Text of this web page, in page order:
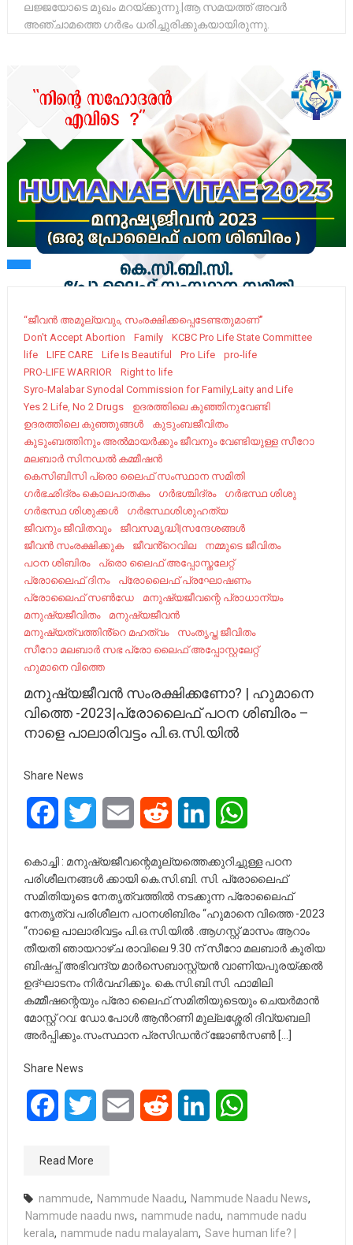
ലജ്ജയോടെ മുഖം മറയ്ക്കുന്നു.|ആ സമയത്ത് അവർ
അഞ്ചാമത്തെ ഗർഭം ധരിച്ചുരിക്കുകയായിരുന്നു.
“ജീവന്‍ അമൂല്യവും, സംരക്ഷിക്കപ്പെടേണ്ടതുമാണ്”
Don't Accept Abortion
Family
KCBC Pro Life State Committee
life
LIFE CARE Life Is Beautiful Pro Life
pro-life
PRO-LIFE WARRIOR
Right to life
Syro-Malabar Synodal Commission for Family,Laity and Life
Yes 2 Life, No 2 Drugs
ഉദരത്തിലെ കുഞ്ഞിനുവേണ്ടി
ഉദരത്തിലെ കുഞ്ഞുങ്ങൾ
കുടുംബജീവിതം
കുടുംബത്തിനും അൽമായർക്കും ജീവനും വേണ്ടിയുള്ള സീറോ
മലബാർ സിനഡൽ കമ്മീഷൻ
കെസിബിസി പ്രൊ ലൈഫ് സംസ്ഥാന സമിതി
ഗര്‍ഭഛിദ്രം കൊലപാതകം
ഗര്‍ഭശ്ചിദ്രം
ഗര്‍ഭസ്ഥ ശിശു
ഗര്‍ഭസ്ഥ ശിശുക്കൾ
ഗര്‍ഭസ്ഥശിശുഹത്യ
ജീവനും ജീവിതവും
ജീവസമൃദ്ധി|സന്ദേശങ്ങൾ
ജീവൻ സംരക്ഷിക്കുക
ജീവൻ്റെവില
നമ്മുടെ ജീവിതം
പഠന ശിബിരം
പ്രൊ ലൈഫ് അപ്പോസ്തലേറ്റ്
പ്രോലൈഫ് ദിനം
പ്രോലൈഫ് പ്രഘോഷണം
പ്രോലൈഫ് സൺഡേ
മനുഷ്യജീവന്റെ പ്രാധാന്യം
മനുഷ്യജീവിതം
മനുഷ്യജീവൻ
മനുഷ്യത്വത്തിൻ്റെ മഹത്വം
സംതൃപ്ത ജീവിതം
സീറോ മലബാർ സഭ പ്രോ ലൈഫ് അപ്പോസ്റ്റലേറ്റ്
ഹുമാനെ വിത്തെ
മനുഷ്യജീവൻ സംരക്ഷിക്കണോ? | ഹുമാനെ
വിത്തെ -2023|പ്രോലൈഫ് പഠന ശിബിരം –
നാളെ പാലാരിവട്ടം പി.ഒ.സി.യിൽ
Share News
FacebookTwitter Email Reddit LinkedIn
കൊച്ചി : മനുഷ്യജീവന്റെമൂല്യത്തെക്കുറിച്ചുള്ള പഠന
പരിശീലനങ്ങൾ ക്കായി കെ.സി.ബി. സി. പ്രോലൈഫ്
സമിതിയുടെ നേതൃത്വത്തിൽ നടക്കുന്ന പ്രോലൈഫ്
നേതൃത്വ പരിശീലന പഠനശിബിരം “ഹുമാനെ വിത്തെ -2023
“നാളെ പാലാരിവട്ടം പി.ഒ.സി.യിൽ .ആഗസ്റ്റ് മാസം ആറാം
തീയതി ഞായറാഴ്ച രാവിലെ 9.30 ന് സീറോ മലബാർ കൂരിയ
ബിഷപ്പ് അഭിവന്ദ്യ മാർസെബാസ്റ്റ്യൻ വാണിയപുരയ്ക്കൽ
ഉദ്ഘാടനം നിർവഹിക്കും. കെ.സി.ബി.സി. ഫാമിലി
കമ്മീഷന്റെയും പ്രോ ലൈഫ് സമിതിയുടെയും ചെയർമാൻ
മോസ്റ്റ് റവ: ഡോ.പോൾ ആൻറണി മുല്ലശ്ശേരി ദിവ്യബലി
അർപ്പിക്കും.സംസ്ഥാന പ്രസിഡൻറ് ജോൺസൺ […]
Share News
FacebookTwitter Email Reddit LinkedIn
Read More
nammude, Nammude Naadu, Nammude Naadu News,
Nammude naadu nws, nammude nadu, nammude nadu
kerala, nammude nadu malayalam, Save human life? |